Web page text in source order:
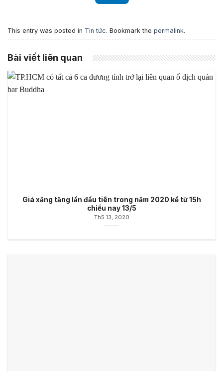
This entry was posted in Tin tức. Bookmark the permalink.
Bài viết liên quan
Giá xăng tăng lần đầu tiên trong năm 2020 kể từ 15h
chiều nay 13/5
Th5 13, 2020